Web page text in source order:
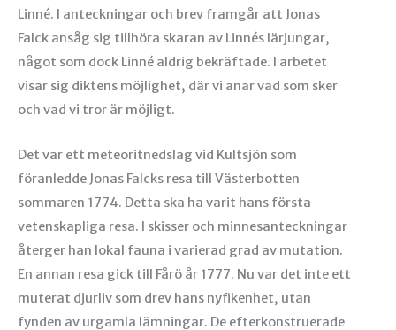
Linné. I anteckningar och brev framgår att Jonas
Falck ansåg sig tillhöra skaran av Linnés lärjungar,
något som dock Linné aldrig bekräftade. I arbetet
visar sig diktens möjlighet, där vi anar vad som sker
och vad vi tror är möjligt.
Det var ett meteoritnedslag vid Kultsjön som
föranledde Jonas Falcks resa till Västerbotten
sommaren 1774. Detta ska ha varit hans första
vetenskapliga resa. I skisser och minnesanteckningar
återger han lokal fauna i varierad grad av mutation.
En annan resa gick till Fårö år 1777. Nu var det inte ett
muterat djurliv som drev hans nyfikenhet, utan
fynden av urgamla lämningar. De efterkonstruerade